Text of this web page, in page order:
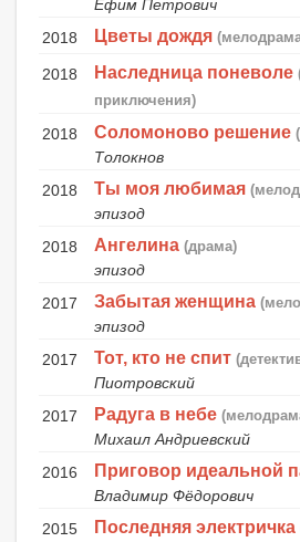
Ефим Петрович
2018
Цветы дождя
2018 Наследница поневоле
приключения)
2018 Соломоново решение
Толокнов
2018
Ты моя любимая
эпизод
2018
Ангелина (драма)
эпизод
2017
Забытая женщина
эпизод
2017
Тот, кто не спит
Пиотровский
2017
Радуга в небе
Михаил Андриевский
2016
Приговор идеальной
Владимир Фёдорович
2015
Последняя электричка